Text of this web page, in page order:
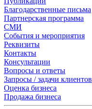
Благодарственные письма
Партнерская программа
СМИ
События и мероприятия
Реквизиты
Контакты
Консультации
Вопросы и ответы
Запросы / задачи клиентов
Оценка бизнеса
Продажа бизнеса